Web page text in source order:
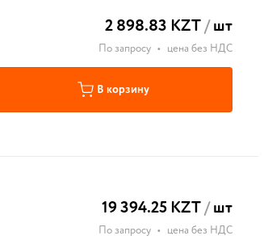
2 898.83 KZT/шт
По запросу • цена без НДС
В корзину
19 394.25 KZT/шт
По запросу • цена без НДС